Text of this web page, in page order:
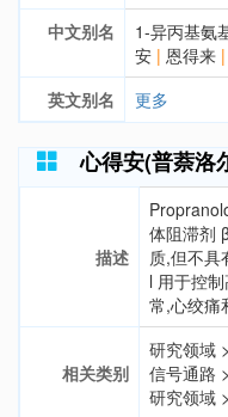
中文别名
1-异丙基氨
安 | 恩得来 |
英文别名
更多
心得安(普萘洛
描述
体阻滞剂
质,但不具
l 用于控
常,心绞痛
相关类别
研究领域
信号通路
研究领域